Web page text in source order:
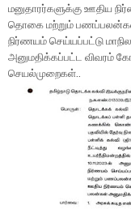
மனுதாரர்களுக்கு ஊதிய
தொகை மற்றும்
நிர்ணயம் செய்யப்பட்டு
அனுமதிக்கப்பட்ட விவரம்
செயல்முறைகள்..